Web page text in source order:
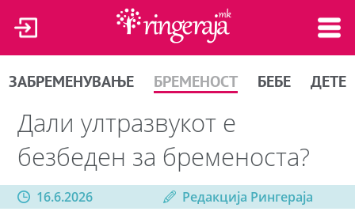
ЗАБРЕМЕНУВАЊЕ БРЕМЕНОСТ БЕБЕ ДЕТЕ
Дали ултразвукот е
безбеден за бременоста?
16.6.2026 Редакција Рингераја